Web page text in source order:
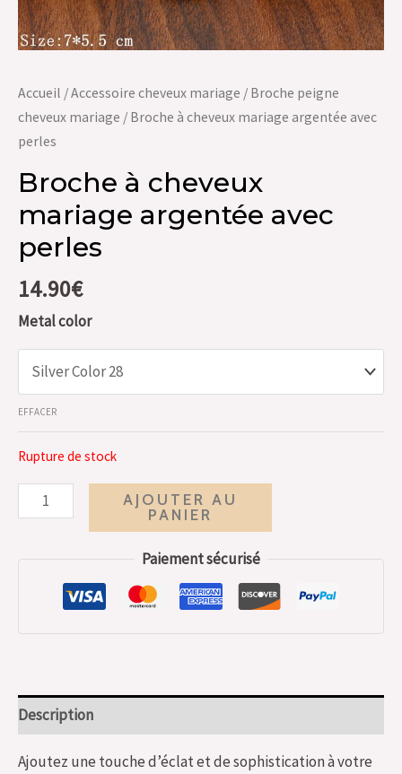
Accueil /Accessoire cheveux mariage / Broche peigne
cheveux mariage / Broche à cheveux mariage argentée avec
perles
Broche à cheveux
mariage argentée avec
perles
14.90€
Metal color
EFFACER
Rupture de stock
AJOUTER AU
PANIER
Paiement sécurisé
Description
Ajoutez une touche d’éclat et de sophistication à votre